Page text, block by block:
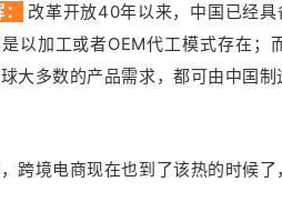
改革开放40年以来，中国已经
以加工或者OEM代工模式存在
大多数的产品需求，都可由中国制
跨境电商现在也到了该热的时候了